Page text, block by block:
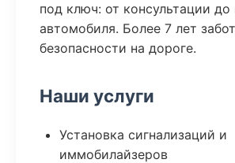
под ключ: от консультации до
автомобиля. Более 7 лет
безопасности на дороге.
Наши услуги
Установка сигнализаций и
иммобилайзеров